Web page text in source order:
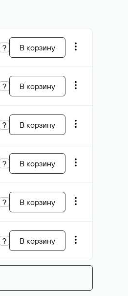
? В корзину
? В корзину
? В корзину
? В корзину
? В корзину
? В корзину